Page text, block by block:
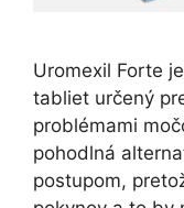
Uromexil Forte
tabliet určený
problémami
pohodlná
postupom,